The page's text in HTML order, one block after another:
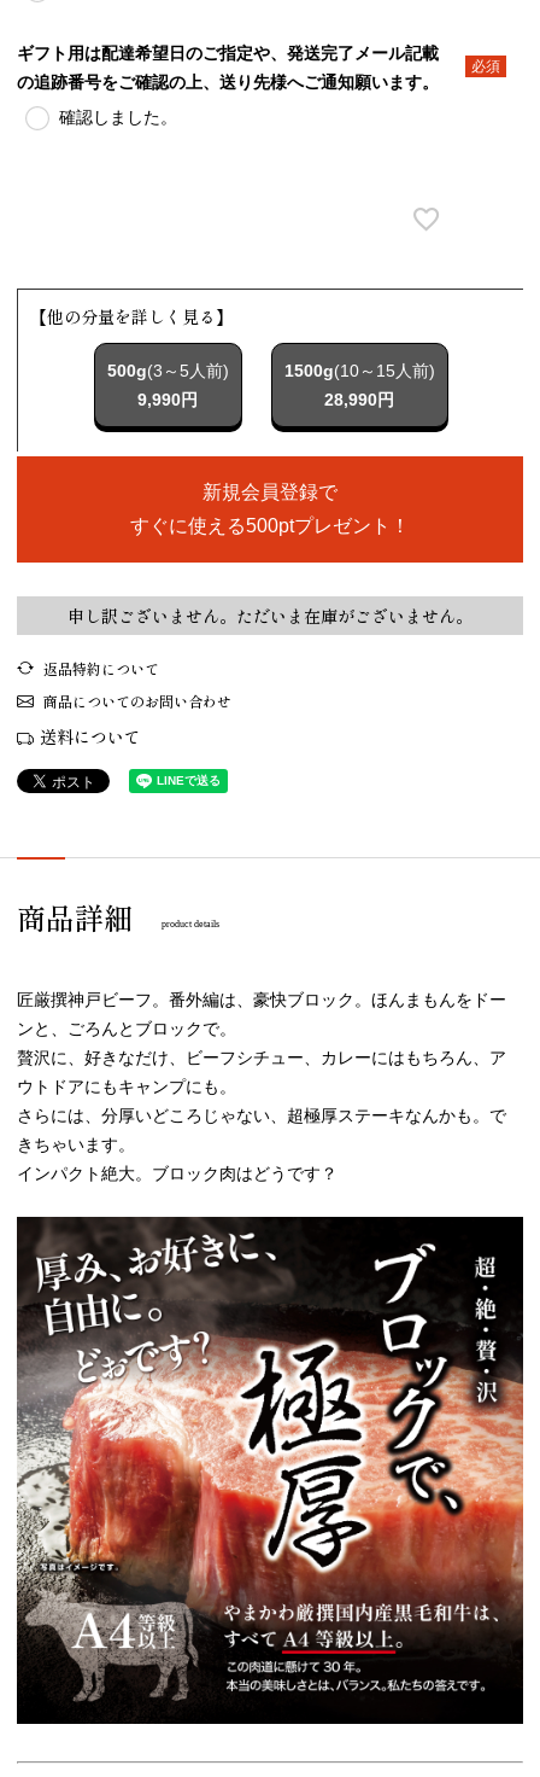
ギフト用は配達希望日のご指定や、発送完了メール記載
の追跡番号をご確認の上、送り先様へご通知願います。
確認しました。
【他の分量を詳しく見る】
500g(3～5人前)
9,990円
1500g(10～15人前)
28,990円
新規会員登録で
すぐに使える500ptプレゼント！
申し訳ございません。ただいま在庫がございません。
返品特約について
商品についてのお問い合わせ
送料について
商品詳細 product details
匠厳撰神戸ビーフ。番外編は、豪快ブロック。ほんまもんをドー
ンと、ごろんとブロックで。
贅沢に、好きなだけ、ビーフシチュー、カレーにはもちろん、ア
ウトドアにもキャンプにも。
さらには、分厚いどころじゃない、超極厚ステーキなんかも。で
きちゃいます。
インパクト絶大。ブロック肉はどうです？